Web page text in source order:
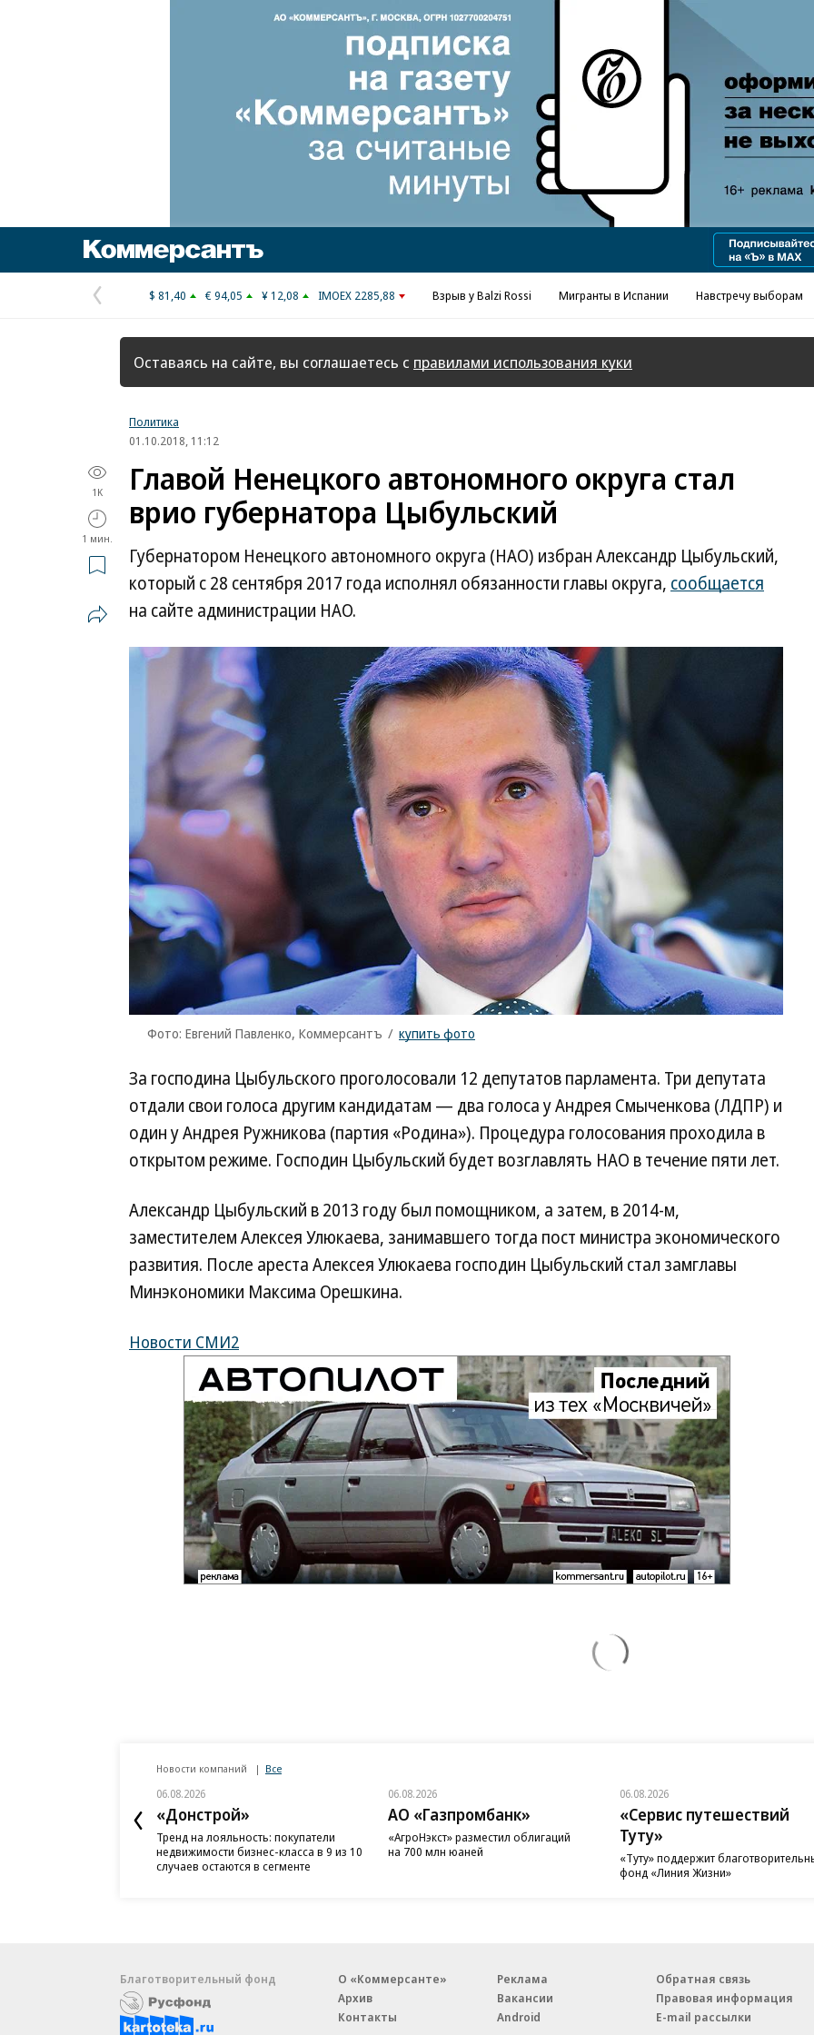
Реклама в «Ъ» www.kommersant.ru/ad
Предыдущая
страница
$ 81,40 € 94,05 ¥ 12,08 IMOEX 2285,88 Взрыв у Balzi Rossi Мигранты в Испании Навстречу выборам
Оставаясь на сайте, вы соглашаетесь с правилами использования куки
Политика
01.10.2018, 11:12
1K
1 мин.
Главой Ненецкого автономного округа стал
врио губернатора Цыбульский
Губернатором Ненецкого автономного округа (НАО) избран Александр Цыбульский,
который с 28 сентября 2017 года исполнял обязанности главы округа, сообщается
на сайте администрации НАО.
Фото: Евгений Павленко, Коммерсантъ / купить фото
За господина Цыбульского проголосовали 12 депутатов парламента. Три депутата
отдали свои голоса другим кандидатам — два голоса у Андрея Смыченкова (ЛДПР) и
один у Андрея Ружникова (партия «Родина»). Процедура голосования проходила в
открытом режиме. Господин Цыбульский будет возглавлять НАО в течение пяти лет.
Александр Цыбульский в 2013 году был помощником, а затем, в 2014-м,
заместителем Алексея Улюкаева, занимавшего тогда пост министра экономического
развития. После ареста Алексея Улюкаева господин Цыбульский стал замглавы
Минэкономики Максима Орешкина.
Новости СМИ2
Новости компаний Все
06.08.2026
«Донстрой»
Тренд на лояльность: покупатели
недвижимости бизнес-класса в 9 из 10
случаев остаются в сегменте
06.08.2026
АО «Газпромбанк»
«АгроНэкст» разместил облигаций
на 700 млн юаней
06.08.2026
«Сервис путешествий
Туту»
«Туту» поддержит
фонд «Линия Жизни»
Благотворительный фонд
О «Коммерсанте»
Архив
Контакты
Реклама
Вакансии
Android
Обратная связь
Правовая информация
E-mail рассылки